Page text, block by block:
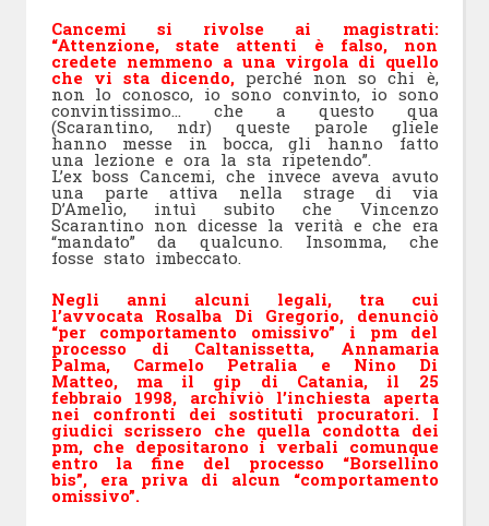
Cancemi si rivolse ai magistrati:
“Attenzione, state attenti è falso, non
credete nemmeno a una virgola di quello
che vi sta dicendo,perché non so chi è,
non lo conosco, io sono convinto, io sono
convintissimo… che a questo qua
(Scarantino, ndr) queste parole gliele
hanno messe in bocca, gli hanno fatto
una lezione e ora la sta ripetendo”.
L’ex boss Cancemi, che invece aveva avuto
una parte attiva nella strage di via
D’Amelio, intuì subito che Vincenzo
Scarantino non dicesse la verità e che era
“mandato” da qualcuno. Insomma, che
fosse stato imbeccato.
Negli anni alcuni legali, tra cui
l’avvocata Rosalba Di Gregorio, denunciò
“per comportamento omissivo” i pm del
processo di Caltanissetta, Annamaria
Palma, Carmelo Petralia e Nino Di
Matteo, ma il gip di Catania, il 25
febbraio 1998, archiviò l’inchiesta aperta
nei confronti dei sostituti procuratori. I
giudici scrissero che quella condotta dei
pm, che depositarono i verbali comunque
entro la fine del processo “Borsellino
bis”, era priva di alcun “comportamento
omissivo”.